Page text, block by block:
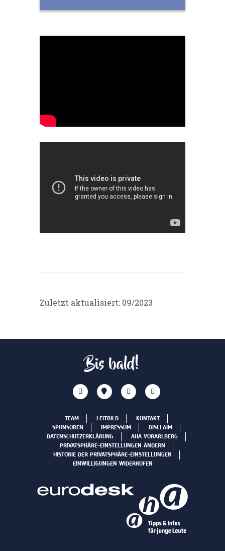
Zuletzt aktualisiert: 09/2023
Bis bald!
TEAM LEITBILD
KONTAKT
SPONSOREN
IMPRESSUM
DISCLAIM
DATENSCHUTZERKLÄRUNG
AHA VORARLBERG
PRIVATSPHÄRE-EINSTELLUNGEN ÄNDERN
HISTORIE DER PRIVATSPHÄRE-EINSTELLUNGEN
EINWILLIGUNGEN WIDERRUFEN